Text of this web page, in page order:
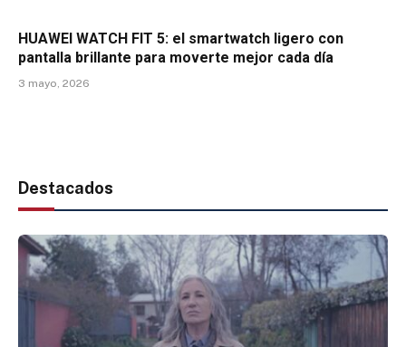
HUAWEI WATCH FIT 5: el smartwatch ligero con
pantalla brillante para moverte mejor cada día
3 mayo, 2026
Destacados